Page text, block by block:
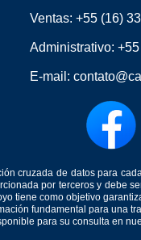
Ventas: +55 (16)
Administrativo:
E-mail:
cruzada de datos para
por terceros y debe
tiene como objetivo
fundamental para una
para su consulta en